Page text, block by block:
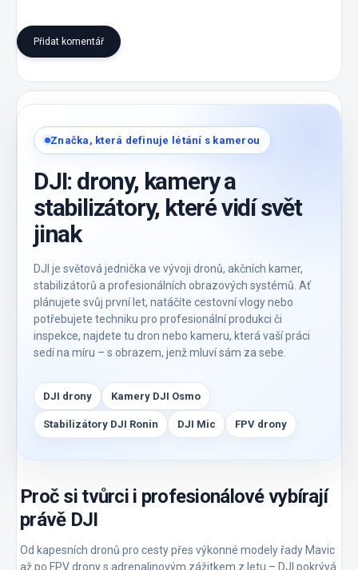
Přidat komentář
Značka, která definuje létání s kamerou
DJI: drony, kamery a
stabilizátory, které vidí svět
jinak
DJI je světová jednička ve vývoji dronů, akčních kamer,
stabilizátorů a profesionálních obrazových systémů. Ať
plánujete svůj první let, natáčíte cestovní vlogy nebo
potřebujete techniku pro profesionální produkci či
inspekce, najdete tu dron nebo kameru, která vaší práci
sedí na míru – s obrazem, jenž mluví sám za sebe.
DJI drony Kamery DJI Osmo
Stabilizátory DJI Ronin DJI Mic FPV drony
Proč si tvůrci i profesionálové vybírají
právě DJI
Od kapesních dronů pro cesty přes výkonné modely řady Mavic
až po FPV drony s adrenalinovým zážitkem z letu – DJI pokrývá